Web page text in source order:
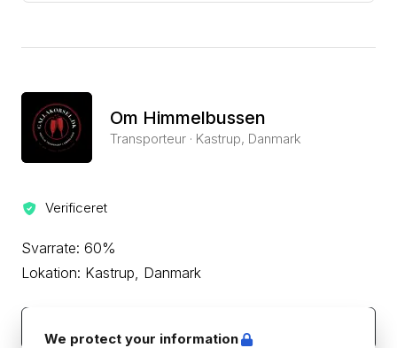
Om Himmelbussen
Transporteur · Kastrup, Danmark
Verificeret
Svarrate: 60%
Lokation: Kastrup, Danmark
We protect your information